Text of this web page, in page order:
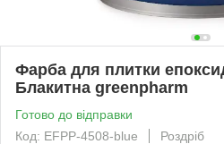
Фарба для плитки
Блакитна greenpharm
Готово до відправки
Код: EFPP-4508-blue
Роздріб